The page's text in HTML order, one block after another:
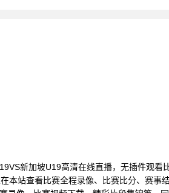
新加坡U19高清在线直播，无插件观看比
本站查看比赛全程录像、比赛比分、赛事结